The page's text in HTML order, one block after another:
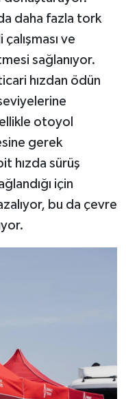
daha fazla tork
ve
sağlanıyor.
hızdan ödün
otoyol
gerek
hızda sürüş
için
bu da çevre